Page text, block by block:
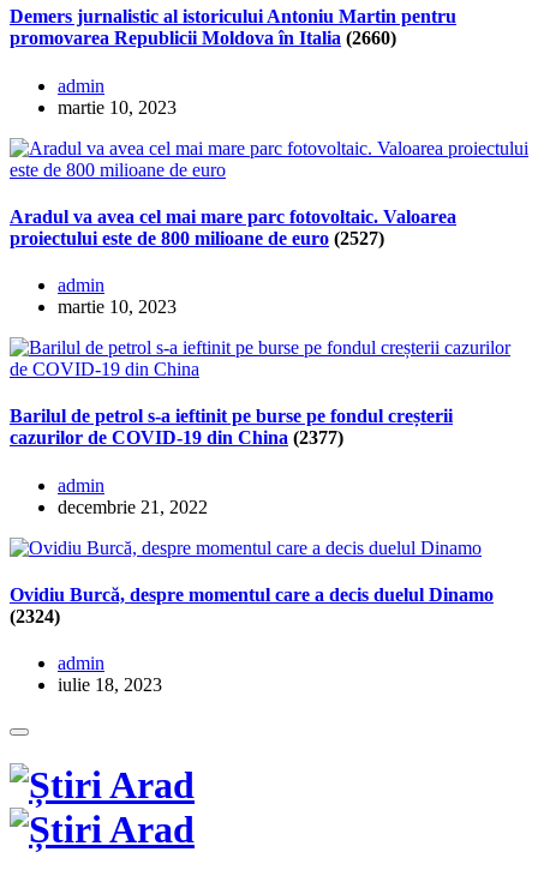
Demers jurnalistic al istoricului Antoniu Martin pentru
promovarea Republicii Moldova în Italia (2660)
admin
martie 10, 2023
Aradul va avea cel mai mare parc fotovoltaic. Valoarea
proiectului este de 800 milioane de euro (2527)
admin
martie 10, 2023
Barilul de petrol s-a ieftinit pe burse pe fondul creșterii
cazurilor de COVID-19 din China (2377)
admin
decembrie 21, 2022
Ovidiu Burcă, despre momentul care a decis duelul Dinamo
(2324)
admin
iulie 18, 2023